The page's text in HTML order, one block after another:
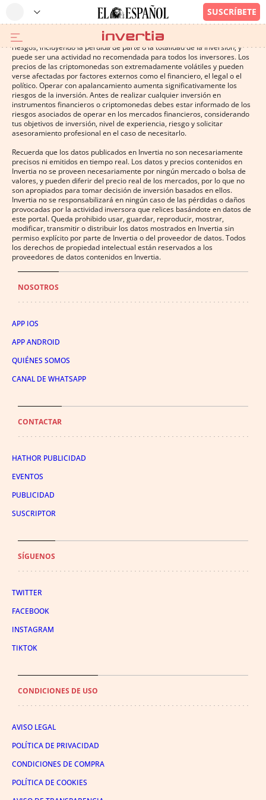
Operar con instrumentos financieros o criptomonedas conlleva altos
riesgos, incluyendo la pérdida de parte o la totalidad de la inversión, y
puede ser una actividad no recomendada para todos los inversores. Los
precios de las criptomonedas son extremadamente volátiles y pueden
verse afectadas por factores externos como el financiero, el legal o el
político. Operar con apalancamiento aumenta significativamente los
riesgos de la inversión. Antes de realizar cualquier inversión en
instrumentos financieros o criptomonedas debes estar informado de los
riesgos asociados de operar en los mercados financieros, considerando
tus objetivos de inversión, nivel de experiencia, riesgo y solicitar
asesoramiento profesional en el caso de necesitarlo.
Recuerda que los datos publicados en Invertia no son necesariamente
precisos ni emitidos en tiempo real. Los datos y precios contenidos en
Invertia no se proveen necesariamente por ningún mercado o bolsa de
valores, y pueden diferir del precio real de los mercados, por lo que no
son apropiados para tomar decisión de inversión basados en ellos.
Invertia no se responsabilizará en ningún caso de las pérdidas o daños
provocadas por la actividad inversora que relices basándote en datos de
este portal. Queda prohibido usar, guardar, reproducir, mostrar,
modificar, transmitir o distribuir los datos mostrados en Invertia sin
permiso explícito por parte de Invertia o del proveedor de datos. Todos
los derechos de propiedad intelectual están reservados a los
proveedores de datos contenidos en Invertia.
NOSOTROS
APP IOS
APP ANDROID
QUIÉNES SOMOS
CANAL DE WHATSAPP
CONTACTAR
HATHOR PUBLICIDAD
EVENTOS
PUBLICIDAD
SUSCRIPTOR
SÍGUENOS
TWITTER
FACEBOOK
INSTAGRAM
TIKTOK
CONDICIONES DE USO
AVISO LEGAL
POLÍTICA DE PRIVACIDAD
CONDICIONES DE COMPRA
POLÍTICA DE COOKIES